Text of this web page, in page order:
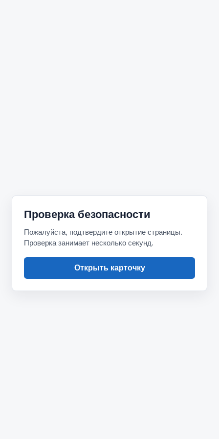
Проверка безопасности
Пожалуйста, подтвердите открытие страницы.
Проверка занимает несколько секунд.
Открыть карточку